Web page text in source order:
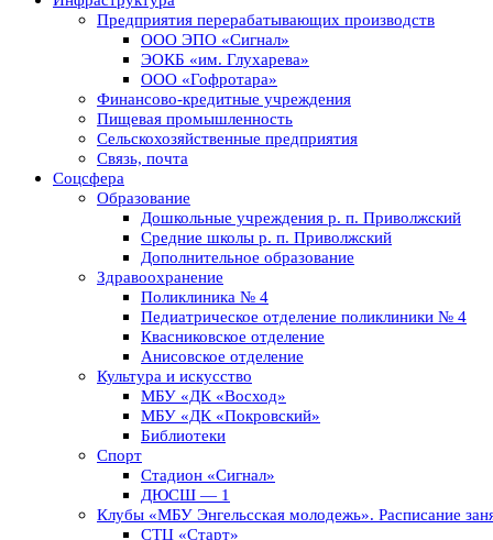
Предприятия перерабатывающих производств
ООО ЭПО «Сигнал»
ЭОКБ «им. Глухарева»
ООО «Гофротара»
Финансово-кредитные учреждения
Пищевая промышленность
Сельскохозяйственные предприятия
Связь, почта
Соцсфера
Образование
Дошкольные учреждения р. п. Приволжский
Средние школы р. п. Приволжский
Дополнительное образование
Здравоохранение
Поликлиника № 4
Педиатрическое отделение поликлиники № 4
Квасниковское отделение
Анисовское отделение
Культура и искусство
МБУ «ДК «Восход»
МБУ «ДК «Покровский»
Библиотеки
Спорт
Стадион «Сигнал»
ДЮСШ — 1
Клубы «МБУ Энгельсская молодежь». Расписание
СТЦ «Старт»